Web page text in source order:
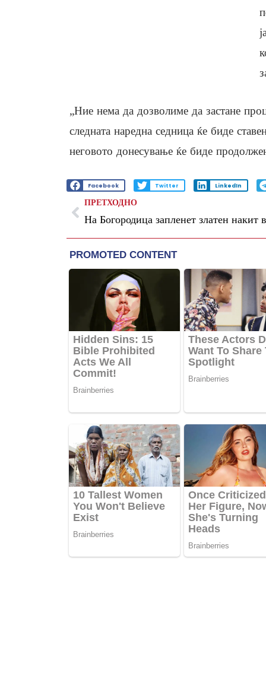
„Ние нема да дозволиме да застане
следната наредна седница ќе биде
неговото донесување ќе биде
Facebook Twitter LinkedIn
ПРЕТХОДНО